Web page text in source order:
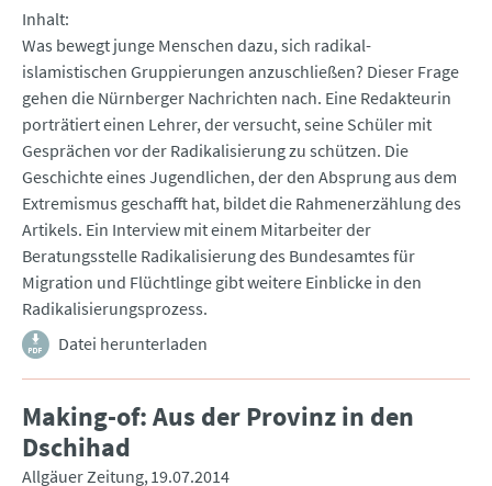
Inhalt
Was bewegt junge Menschen dazu, sich radikal-
islamistischen Gruppierungen anzuschließen? Dieser Frage
gehen die Nürnberger Nachrichten nach. Eine Redakteurin
porträtiert einen Lehrer, der versucht, seine Schüler mit
Gesprächen vor der Radikalisierung zu schützen. Die
Geschichte eines Jugendlichen, der den Absprung aus dem
Extremismus geschafft hat, bildet die Rahmenerzählung des
Artikels. Ein Interview mit einem Mitarbeiter der
Beratungsstelle Radikalisierung des Bundesamtes für
Migration und Flüchtlinge gibt weitere Einblicke in den
Radikalisierungsprozess.
Datei herunterladen
Making-of: Aus der Provinz in den
Dschihad
Allgäuer Zeitung 19.07.2014